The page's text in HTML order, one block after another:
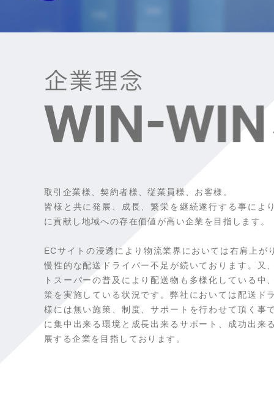
取引企業様、契約者様、従業員様、お客様。
皆様と共に発展、成長、繁栄を継続遂行する事によ
に貢献し地域への存在価値が高い企業を目指します。
ECサイトの浸透により物流業界においては右肩上が
慢性的な配送ドライバー不足が続いております。又
トスーパーの普及により配送物も多様化している中
策を実施している状況です。弊社においては配送ド
様には無い施策、制度、サポートを行わせて頂く事
に集中出来る環境と成長出来るサポート、成功出来
展する企業を目指しております。